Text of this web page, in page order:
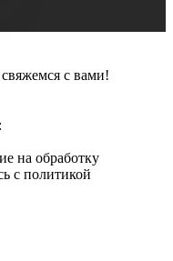
с вами!
на обработку
c политикой